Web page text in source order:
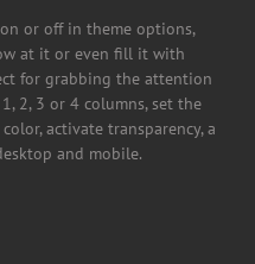
or off in theme options,
at it or even fill it with
for grabbing the attention
2, 3 or 4 columns, set the
activate transparency, a
and mobile.